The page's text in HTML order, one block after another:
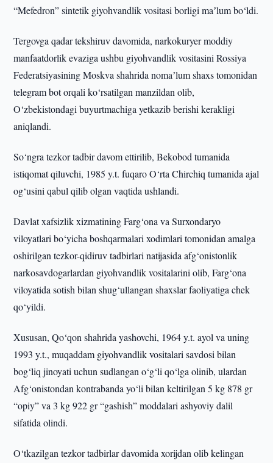
“Mefedron” sintetik giyohvandlik vositasi borligi maʼlum bo‘ldi.
Tergovga qadar tekshiruv davomida, narkokuryer moddiy
manfaatdorlik evaziga ushbu giyohvandlik vositasini Rossiya
Federatsiyasining Moskva shahrida nomaʼlum shaxs tomonidan
telegram bot orqali ko‘rsatilgan manzildan olib,
O‘zbekistondagi buyurtmachiga yetkazib berishi kerakligi
aniqlandi.
So‘ngra tezkor tadbir davom ettirilib, Bekobod tumanida
istiqomat qiluvchi, 1985 y.t. fuqaro O‘rta Chirchiq tumanida ajal
og‘usini qabul qilib olgan vaqtida ushlandi.
Davlat xafsizlik xizmatining Farg‘ona va Surxondaryo
viloyatlari bo‘yicha boshqarmalari xodimlari tomonidan amalga
oshirilgan tezkor-qidiruv tadbirlari natijasida afg‘onistonlik
narkosavdogarlardan giyohvandlik vositalarini olib, Farg‘ona
viloyatida sotish bilan shug‘ullangan shaxslar faoliyatiga chek
qo‘yildi.
Xususan, Qo‘qon shahrida yashovchi, 1964 y.t. ayol va uning
1993 y.t., muqaddam giyohvandlik vositalari savdosi bilan
bog‘liq jinoyati uchun sudlangan o‘g‘li qo‘lga olinib, ulardan
Afg‘onistondan kontrabanda yo‘li bilan keltirilgan 5 kg 878 gr
“opiy” va 3 kg 922 gr “gashish” moddalari ashyoviy dalil
sifatida olindi.
O‘tkazilgan tezkor tadbirlar davomida xorijdan olib kelingan